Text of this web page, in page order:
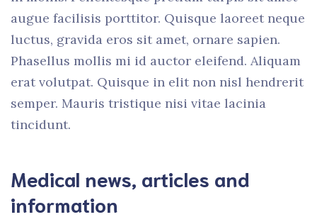
augue facilisis porttitor. Quisque laoreet neque
luctus, gravida eros sit amet, ornare sapien.
Phasellus mollis mi id auctor eleifend. Aliquam
erat volutpat. Quisque in elit non nisl hendrerit
semper. Mauris tristique nisi vitae lacinia
tincidunt.
Medical news, articles and
information